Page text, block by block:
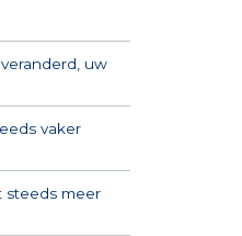
uw
vaker
steeds meer